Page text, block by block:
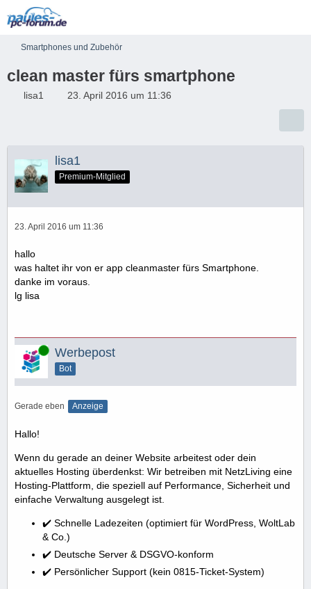
Smartphones und Zubehör
clean master fürs smartphone
lisa1 23. April 2016 um 11:36
lisa1
Premium-Mitglied
23. April 2016 um 11:36
hallo
was haltet ihr von er app cleanmaster fürs Smartphone.
danke im voraus.
lg lisa
Online Werbepost
Bot
Gerade eben Anzeige
Hallo!
Wenn du gerade an deiner Website arbeitest oder dein
aktuelles Hosting überdenkst: Wir betreiben mit NetzLiving eine
Hosting-Plattform, die speziell auf Performance, Sicherheit und
einfache Verwaltung ausgelegt ist.
✔️ Schnelle Ladezeiten (optimiert für WordPress, WoltLab
& Co.)
✔️ Deutsche Server & DSGVO-konform
✔️ Persönlicher Support (kein 0815-Ticket-System)